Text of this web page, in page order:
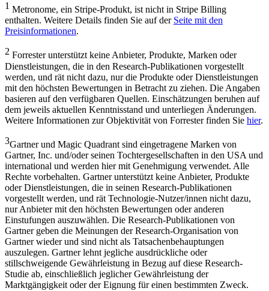
1 Metronome, ein Stripe-Produkt, ist nicht in Stripe Billing
enthalten. Weitere Details finden Sie auf der Seite mit den
Preisinformationen.
2 Forrester unterstützt keine Anbieter, Produkte, Marken oder
Dienstleistungen, die in den Research-Publikationen vorgestellt
werden, und rät nicht dazu, nur die Produkte oder Dienstleistungen
mit den höchsten Bewertungen in Betracht zu ziehen. Die Angaben
basieren auf den verfügbaren Quellen. Einschätzungen beruhen auf
dem jeweils aktuellen Kenntnisstand und unterliegen Änderungen.
Weitere Informationen zur Objektivität von Forrester finden Sie hier.
3Gartner und Magic Quadrant sind eingetragene Marken von
Gartner, Inc. und/oder seinen Tochtergesellschaften in den USA und
international und werden hier mit Genehmigung verwendet. Alle
Rechte vorbehalten. Gartner unterstützt keine Anbieter, Produkte
oder Dienstleistungen, die in seinen Research-Publikationen
vorgestellt werden, und rät Technologie-Nutzer/innen nicht dazu,
nur Anbieter mit den höchsten Bewertungen oder anderen
Einstufungen auszuwählen. Die Research-Publikationen von
Gartner geben die Meinungen der Research-Organisation von
Gartner wieder und sind nicht als Tatsachenbehauptungen
auszulegen. Gartner lehnt jegliche ausdrückliche oder
stillschweigende Gewährleistung in Bezug auf diese Research-
Studie ab, einschließlich jeglicher Gewährleistung der
Marktgängigkeit oder der Eignung für einen bestimmten Zweck.